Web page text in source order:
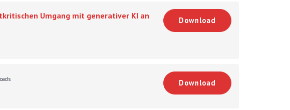
Umgang mit generativer KI an
Download
Download